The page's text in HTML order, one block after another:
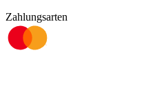
Zahlungsarten